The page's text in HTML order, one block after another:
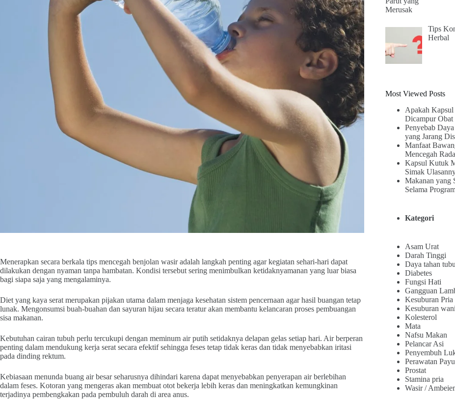
Menerapkan secara berkala tips mencegah benjolan wasir adalah langkah penting agar kegiatan sehari-hari dapat
dilakukan dengan nyaman tanpa hambatan. Kondisi tersebut sering menimbulkan ketidaknyamanan yang luar biasa
bagi siapa saja yang mengalaminya.
Diet yang kaya serat merupakan pijakan utama dalam menjaga kesehatan sistem pencernaan agar hasil buangan tetap
lunak. Mengonsumsi buah-buahan dan sayuran hijau secara teratur akan membantu kelancaran proses pembuangan
sisa makanan.
Kebutuhan cairan tubuh perlu tercukupi dengan meminum air putih setidaknya delapan gelas setiap hari. Air berperan
penting dalam mendukung kerja serat secara efektif sehingga feses tetap tidak keras dan tidak menyebabkan iritasi
pada dinding rektum.
Kebiasaan menunda buang air besar seharusnya dihindari karena dapat menyebabkan penyerapan air berlebihan
dalam feses. Kotoran yang mengeras akan membuat otot bekerja lebih keras dan meningkatkan kemungkinan
terjadinya pembengkakan pada pembuluh darah di area anus.
Tips
Herbal
Most Viewed Posts
Apakah
Dicampur Obat
Penyebab
yang Jarang
Manfaat
Mencegah
Kapsul Kutuk
Simak
Makanan yang
Selama
Kategori
Asam Urat
Darah Tinggi
Daya tahan
Diabetes
Fungsi Hati
Gangguan
Kesuburan Pria
Kesuburan
Kolesterol
Mata
Nafsu Makan
Pelancar Asi
Penyembuh
Perawatan
Prostat
Stamina pria
Wasir /